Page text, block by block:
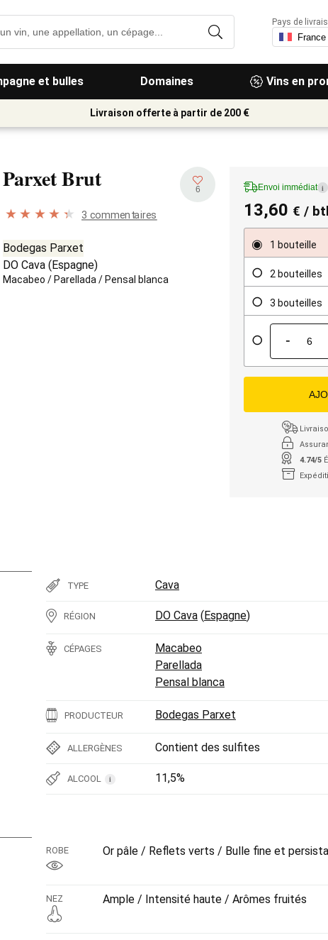
et bulles Domaines Vins en
Pays de
Livraison offerte à partir de 200 €
Parxet Brut 6
3 commentaires
Bodegas Parxet
DO Cava (Espagne)
Macabeo / Parellada / Pensal blanca
Envoi immédiat i
13,60 € /
1 bouteille
2 bouteilles
3 bouteilles
-
4.74/5
TYPE Cava
RÉGION DO Cava (Espagne)
CÉPAGES
Macabeo
Parellada
Pensal blanca
PRODUCTEUR Bodegas Parxet
ALLERGÈNES Contient des sulfites
ALCOOL i 11,5%
ROBE Or pâle / Reflets verts / Bulle fine et
NEZ Ample / Intensité haute / Arômes fruités